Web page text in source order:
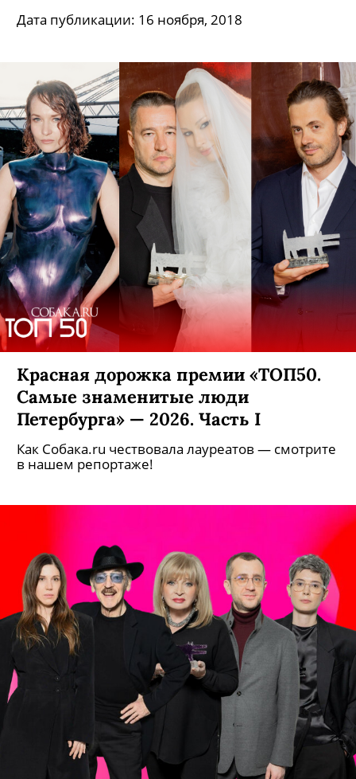
Дата публикации: 16 ноября, 2018
Красная дорожка премии «ТОП50.
Самые знаменитые люди
Петербурга» — 2026. Часть I
Как Собака.ru чествовала лауреатов — смотрите
в нашем репортаже!